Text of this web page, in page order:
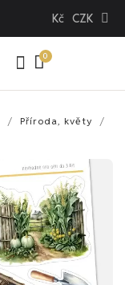
Kč CZK
Příroda, květy